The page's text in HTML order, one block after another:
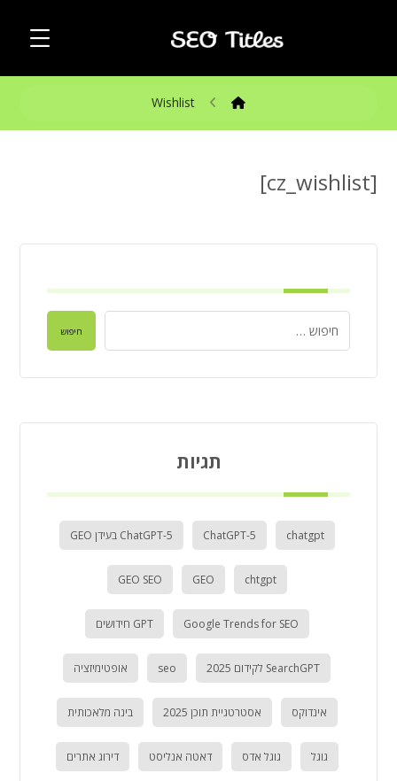
Wishlist
[cz_wishlist]
חיפוש
תגיות
chatgpt
ChatGPT-5 ChatGPT-5 בעידן GEO
chtgpt
GEO
GEO SEO
Google Trends for SEO GPT חידושים
SearchGPT לקידום 2025 seo אופטימיזציה
אינדוקס אסטרטגיית תוכן 2025 בינה מלאכותית
גוגל גוגל אדס דאטה אנליסט דירוג אתרים